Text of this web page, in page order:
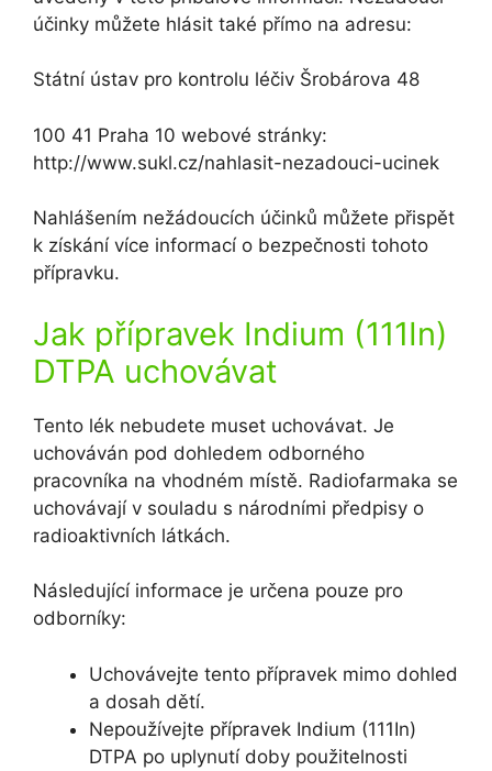
účinky můžete hlásit také přímo na adresu:
Státní ústav pro kontrolu léčiv Šrobárova 48
100 41 Praha 10 webové stránky:
http://www.sukl.cz/nahlasit-nezadouci-ucinek
Nahlášením nežádoucích účinků můžete přispět
k získání více informací o bezpečnosti tohoto
přípravku.
Jak přípravek Indium (111In)
DTPA uchovávat
Tento lék nebudete muset uchovávat. Je
uchováván pod dohledem odborného
pracovníka na vhodném místě. Radiofarmaka se
uchovávají v souladu s národními předpisy o
radioaktivních látkách.
Následující informace je určena pouze pro
odborníky:
Uchovávejte tento přípravek mimo dohled
a dosah dětí.
Nepoužívejte přípravek Indium (111In)
DTPA po uplynutí doby použitelnosti